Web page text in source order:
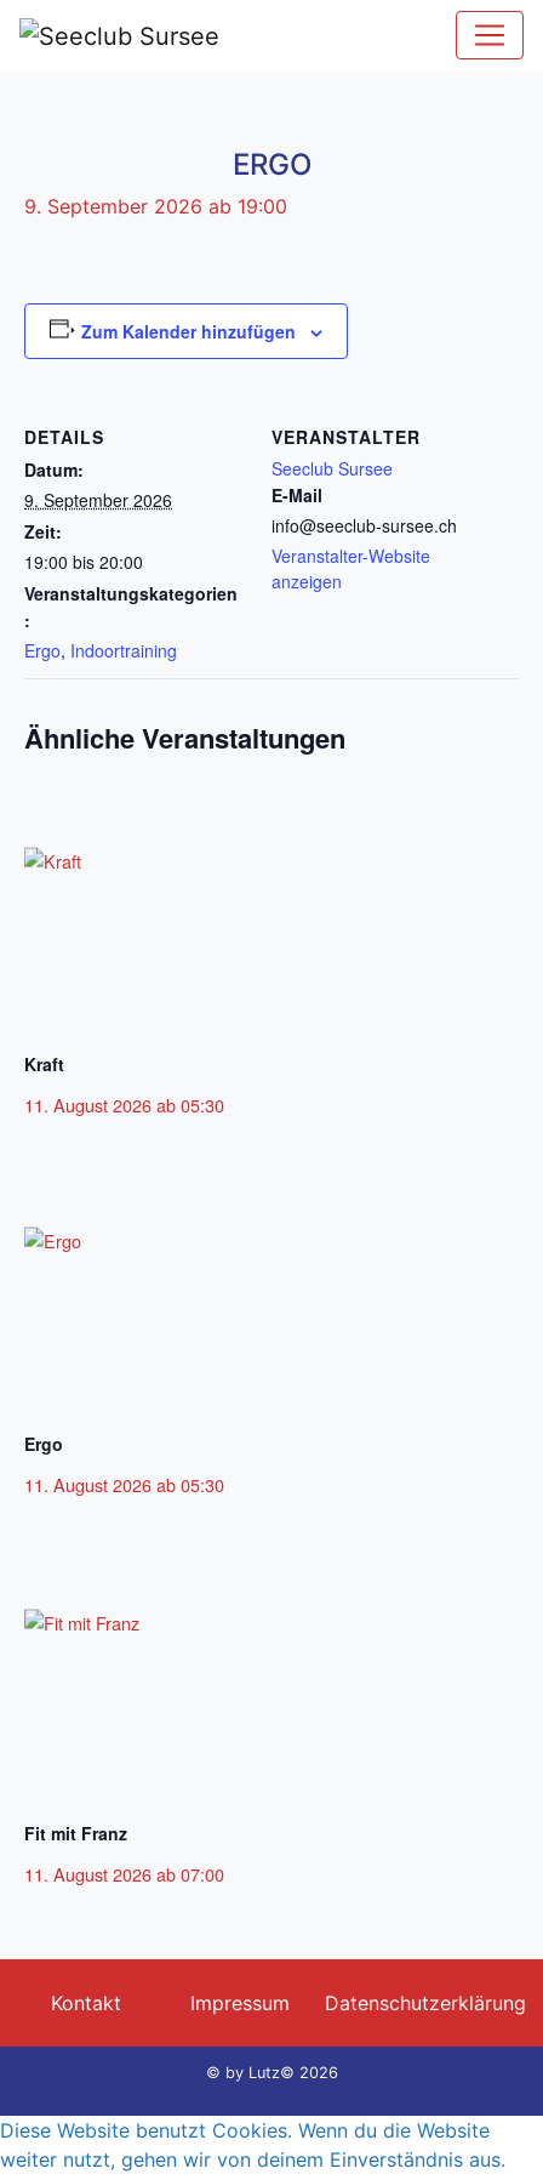
ERGO
9. September 2026 ab 19:00
Zum Kalender hinzufügen
DETAILS
Datum:
9. September 2026
Zeit:
19:00 bis 20:00
Veranstaltungskategorien
:
Ergo, Indoortraining
VERANSTALTER
Seeclub Sursee
E-Mail
info@seeclub-sursee.ch
Veranstalter-Website
anzeigen
Ähnliche Veranstaltungen
Kraft
11. August 2026 ab 05:30
Ergo
11. August 2026 ab 05:30
Fit mit Franz
11. August 2026 ab 07:00
Kontakt Impressum Datenschutzerklärung
© by Lutz© 2026
Diese Website benutzt Cookies. Wenn du die Website
weiter nutzt, gehen wir von deinem Einverständnis aus.